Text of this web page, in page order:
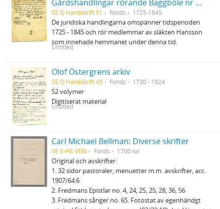
Gårdshandlingar rörande Baggböle nr 1 i Umeå socken
SE Q Handskrift 51 Fonds 1725-1845
De juridiska handlingarna omspänner tidsperioden
1725 - 1845 och rör medlemmar av släkten Hansson
som innehade hemmanet under denna tid.
Untitled
Olof Östergrens arkiv
SE Q Handskrift 45 Fonds 1730 - 1924
52 volymer
Digitiserat material
Untitled
Carl Michael Bellman: Diverse skrifter
SE S-HS Vf36 Fonds 1700-tal
Original och avskrifter:
1. 32 sidor pastoraler, menuetter m.m. avskrifter, acc.
1907/64:6
2. Fredmans Epistlar no. 4, 24, 25, 25, 28, 36, 56
3. Fredmans sånger no. 65. Fotostat av egenhändgt